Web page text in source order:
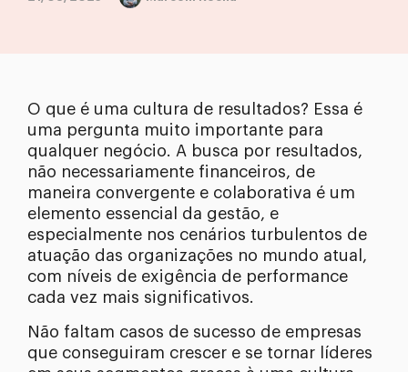
O que é uma cultura de resultados? Essa é
uma pergunta muito importante para
qualquer negócio. A busca por resultados,
não necessariamente financeiros, de
maneira convergente e colaborativa é um
elemento essencial da gestão, e
especialmente nos cenários turbulentos de
atuação das organizações no mundo atual,
com níveis de exigência de performance
cada vez mais significativos.
Não faltam casos de sucesso de empresas
que conseguiram crescer e se tornar líderes